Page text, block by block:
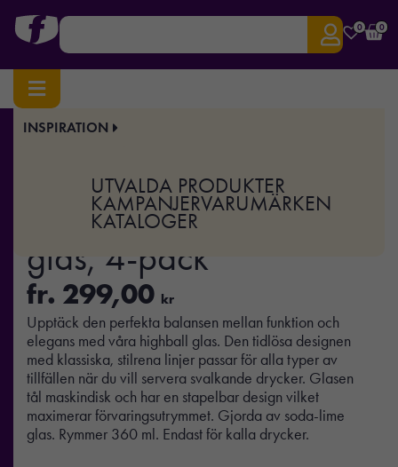
0 0
INSPIRATION
UTVALDA PRODUKTER
KAMPANJERVARUMÄRKEN
KATALOGER
Hem/Drinkware/ VINGA York highball glas, 4-pack
VINGA York highball
glas, 4-pack
fr. 299,00 kr
Upptäck den perfekta balansen mellan funktion och
elegans med våra highball glas. Den tidlösa designen
med klassiska, stilrena linjer passar för alla typer av
tillfällen när du vill servera svalkande drycker. Glasen
tål maskindisk och har en stapelbar design vilket
maximerar förvaringsutrymmet. Gjorda av soda-lime
glas. Rymmer 360 ml. Endast för kalla drycker.